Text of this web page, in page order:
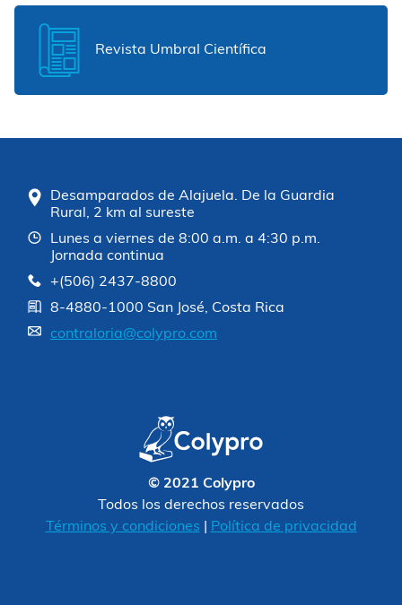
Revista Umbral Científica
Desamparados de Alajuela. De la Guardia
Rural, 2 km al sureste
Lunes a viernes de 8:00 a.m. a 4:30 p.m.
Jornada continua
+(506) 2437-8800
8-4880-1000 San José, Costa Rica
contraloria@colypro.com
© 2021 Colypro
Todos los derechos reservados
Términos y condiciones
Política de privacidad